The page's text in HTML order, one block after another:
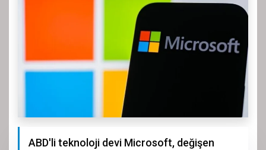
ABD'li teknoloji devi Microsoft, değişen